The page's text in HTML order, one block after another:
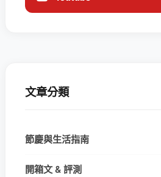
文章分類
節慶與生活指南
開箱文 & 評測